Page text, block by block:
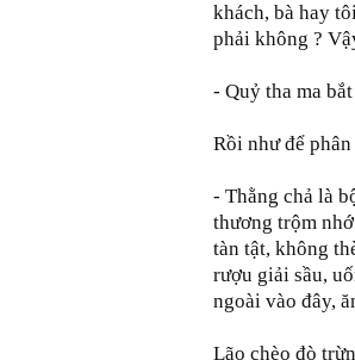
khách, bà hay
phải không ?
- Quỷ tha ma
Rồi như để
- Thằng chả là
thương trộm
tàn tật, không
rượu giải sầu,
ngoài vào đây,
Lão chèo đò